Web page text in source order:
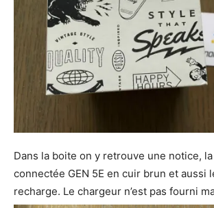
Dans la boite on y retrouve une notice,
connectée GEN 5E en cuir brun et aussi
recharge. Le chargeur n’est pas fourni